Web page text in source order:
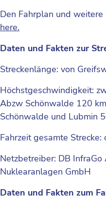
Den Fahrplan und
here.
Daten und Fakten zur
Streckenlänge: von
Höchstgeschwindigkeit:
Abzw Schönwalde 120
Schönwalde und Lubmin
Fahrzeit gesamte Strecke:
Netzbetreiber: DB
Nuklearanlagen GmbH
Daten und Fakten zum